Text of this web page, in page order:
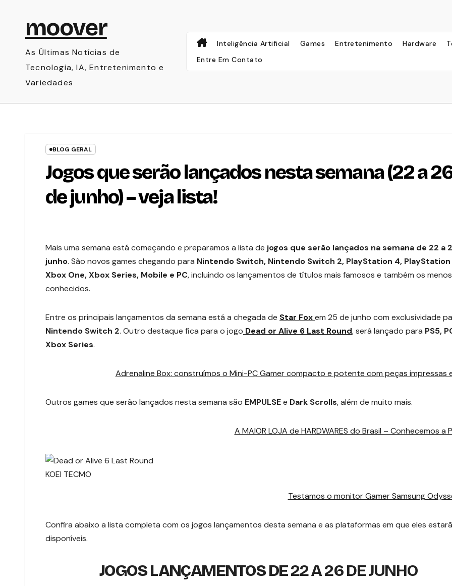
contentmoover
As Últimas Notícias de
Tecnologia, IA, Entretenimento e
Variedades
Inteligência Artificial Games Entretenimento Hardware
Entre Em Contato
BLOG GERAL
Jogos que serão lançados nesta semana (22 a
de junho) – veja lista!
Mais uma semana está começando e preparamos a lista de jogos que serão lançados na semana de 22 a
junho. São novos games chegando para Nintendo Switch, Nintendo Switch 2, PlayStation 4, PlayStation
Xbox One, Xbox Series, Mobile e PC, incluindo os lançamentos de títulos mais famosos e também os menos
conhecidos.
Entre os principais lançamentos da semana está a chegada de Star Foxem 25 de junho com exclusividade
Nintendo Switch 2. Outro destaque fica para o jogo Dead or Alive 6 Last Round, será lançado para PS5,
Xbox Series.
Adrenaline Box: construímos o Mini-PC Gamer compacto e potente com peças impressas
Outros games que serão lançados nesta semana são EMPULSEe Dark Scrolls, além de muito mais.
A MAIOR LOJA de HARDWARES do Brasil – Conhecemos a
KOEI TECMO
Testamos o monitor Gamer Samsung
Confira abaixo a lista completa com os jogos lançamentos desta semana e as plataformas em que eles
disponíveis.
JOGOS LANÇAMENTOS DE22 A 26 DE JUNHO